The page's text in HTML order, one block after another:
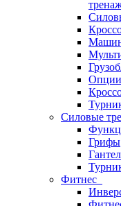
Опции
Силовые
Грифы
Фитнес